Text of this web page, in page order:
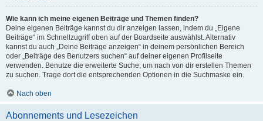
Wie kann ich meine eigenen Beiträge und Themen finden?
Deine eigenen Beiträge kannst du dir anzeigen lassen, indem du „Eigene
Beiträge“ im Schnellzugriff oben auf der Boardseite auswählst. Alternativ
kannst du auch „Deine Beiträge anzeigen“ in deinem persönlichen Bereich
oder „Beiträge des Benutzers suchen“ auf deiner eigenen Profilseite
verwenden. Benutze die erweiterte Suche, um nach von dir erstellen Themen
zu suchen. Trage dort die entsprechenden Optionen in die Suchmaske ein.
Nach oben
Abonnements und Lesezeichen